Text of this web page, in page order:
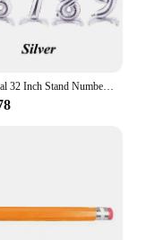
New Arrival 32 Inch Stand Number Foil Balloons Rose Gold Silver Red Balloon Wedding Birthday Party Decorations Kids Toys Shower